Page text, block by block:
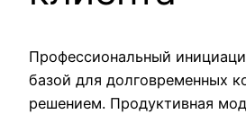
Профессиональный
базой для долговременных
решением. Продуктивная